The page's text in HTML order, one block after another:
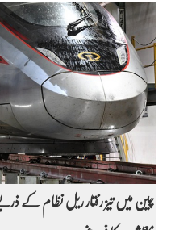
چین میں تیز رفتار ریل نظام کے